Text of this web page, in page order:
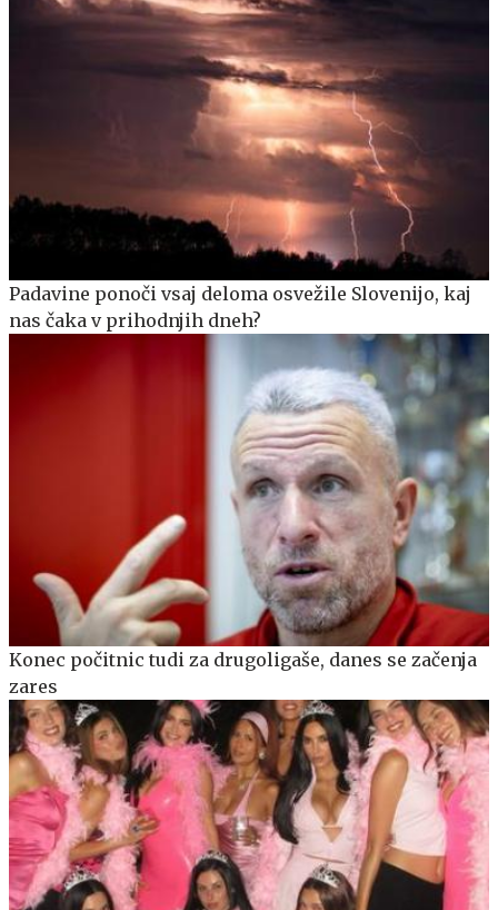
Padavine ponoči vsaj deloma osvežile Slovenijo, kaj
nas čaka v prihodnjih dneh?
Konec počitnic tudi za drugoligaše, danes se začenja
zares